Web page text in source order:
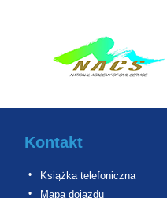
Kontakt
Książka telefoniczna
Mapa dojazdu